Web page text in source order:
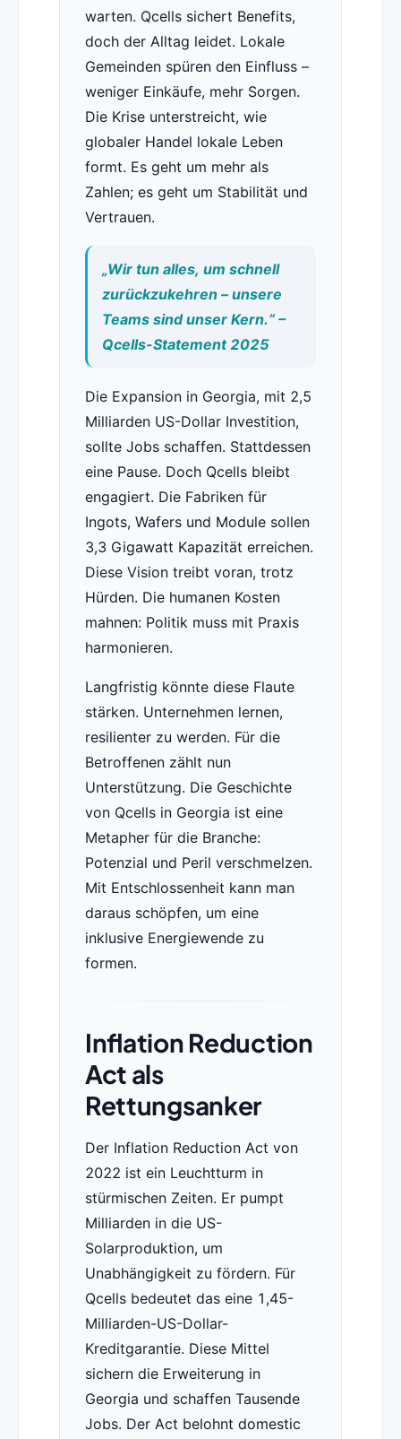
warten. Qcells sichert Benefits,
doch der Alltag leidet. Lokale
Gemeinden spüren den Einfluss –
weniger Einkäufe, mehr Sorgen.
Die Krise unterstreicht, wie
globaler Handel lokale Leben
formt. Es geht um mehr als
Zahlen; es geht um Stabilität und
Vertrauen.
„Wir tun alles, um schnell
zurückzukehren – unsere
Teams sind unser Kern.“ –
Qcells-Statement 2025
Die Expansion in Georgia, mit 2,5
Milliarden US-Dollar Investition,
sollte Jobs schaffen. Stattdessen
eine Pause. Doch Qcells bleibt
engagiert. Die Fabriken für
Ingots, Wafers und Module sollen
3,3 Gigawatt Kapazität erreichen.
Diese Vision treibt voran, trotz
Hürden. Die humanen Kosten
mahnen: Politik muss mit Praxis
harmonieren.
Langfristig könnte diese Flaute
stärken. Unternehmen lernen,
resilienter zu werden. Für die
Betroffenen zählt nun
Unterstützung. Die Geschichte
von Qcells in Georgia ist eine
Metapher für die Branche:
Potenzial und Peril verschmelzen.
Mit Entschlossenheit kann man
daraus schöpfen, um eine
inklusive Energiewende zu
formen.
Inflation Reduction
Act als
Rettungsanker
Der Inflation Reduction Act von
2022 ist ein Leuchtturm in
stürmischen Zeiten. Er pumpt
Milliarden in die US-
Solarproduktion, um
Unabhängigkeit zu fördern. Für
Qcells bedeutet das eine 1,45-
Milliarden-US-Dollar-
Kreditgarantie. Diese Mittel
sichern die Erweiterung in
Georgia und schaffen Tausende
Jobs. Der Act belohnt domestic